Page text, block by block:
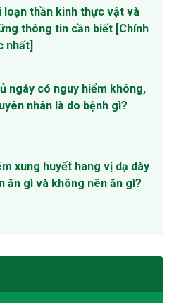
loạn thần kinh thực vật và
thông tin cần biết [Chính
nhất]
ngáy có nguy hiểm không,
nhân là do bệnh gì?
xung huyết hang vị dạ dày
ăn gì và không nên ăn gì?